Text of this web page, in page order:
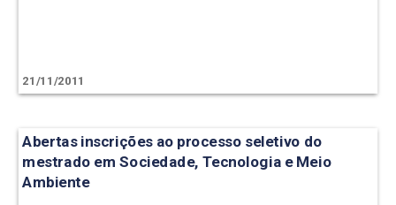
21/11/2011
Abertas inscrições ao processo seletivo do
mestrado em Sociedade, Tecnologia e Meio
Ambiente